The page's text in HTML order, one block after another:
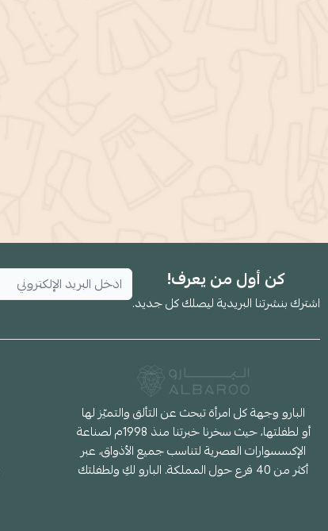
كن أول من يعرف!
اشترك بنشرتنا البريدية ليصلك كل جديد.
البارو وجهة كل امرأة تبحث عن التألق والتميّز لها
أو لطفلتها، حيث سخرنا خبرتنا منذ 1998م لصناعة
الإكسسوارات العصرية لتناسب جميع الأذواق، عبر
أكثر من 40 فرع حول المملكة. البارو لكِ ولطفلتك